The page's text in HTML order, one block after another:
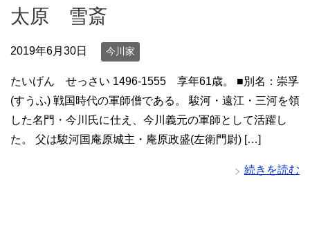
太原 雪斎
2019年6月30日 今川家
たいげん せっさい 1496-1555 享年61歳。 ■別名：崇孚
(すうふ) 戦国時代の軍師僧である。 駿河・遠江・三河を領
した名門・今川氏に仕え、今川義元の軍師として活躍し
た。 父は駿河国庵原城主・庵原政盛(左衛門尉) […]
続きを読む